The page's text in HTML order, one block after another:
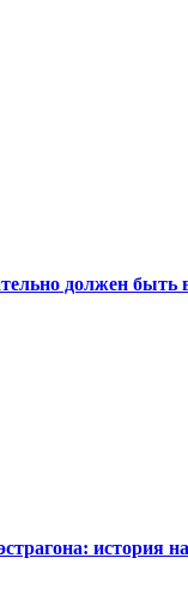
должен быть
история